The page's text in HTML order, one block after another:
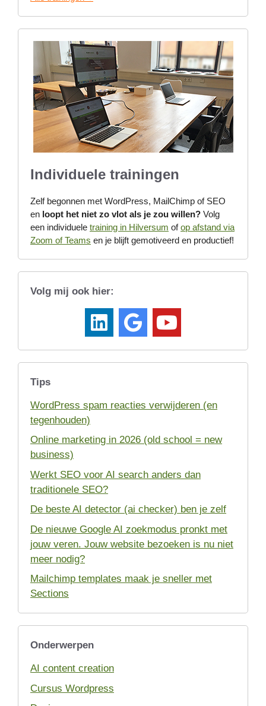
Individuele trainingen
Zelf begonnen met WordPress, MailChimp of SEO
en loopt het niet zo vlot als je zou willen? Volg
een individuele training in Hilversum ofop afstand via
Zoom of Teams en je blijft gemotiveerd en productief!
Volg mij ook hier:
Tips
WordPress spam reacties verwijderen (en
tegenhouden)
Online marketing in 2026 (old school = new
business)
Werkt SEO voor AI search anders dan
traditionele SEO?
De beste AI detector (ai checker) ben je zelf
De nieuwe Google AI zoekmodus pronkt met
jouw veren. Jouw website bezoeken is nu niet
meer nodig?
Mailchimp templates maak je sneller met
Sections
Onderwerpen
AI content creation
Cursus Wordpress